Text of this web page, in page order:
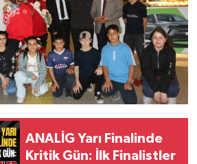
ANALİG Yarı Finalinde
Kritik Gün: İlk Finalistler